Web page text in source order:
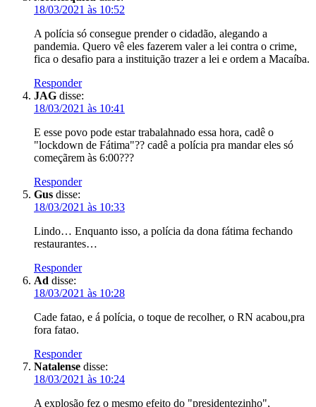
18/03/2021 às 10:52
A polícia só consegue prender o cidadão, alegando a
pandemia. Quero vê eles fazerem valer a lei contra o crime,
fica o desafio para a instituição trazer a lei e ordem a Macaíba.
Responder
JAG disse:
18/03/2021 às 10:41
E esse povo pode estar trabalahnado essa hora, cadê o
"lockdown de Fátima"?? cadê a polícia pra mandar eles só
começãrem às 6:00???
Responder
Gus disse:
18/03/2021 às 10:33
Lindo… Enquanto isso, a polícia da dona fátima fechando
restaurantes…
Responder
Ad disse:
18/03/2021 às 10:28
Cade fatao, e á polícia, o toque de recolher, o RN acabou,pra
fora fatao.
Responder
Natalense disse:
18/03/2021 às 10:24
A explosão fez o mesmo efeito do "presidentezinho",